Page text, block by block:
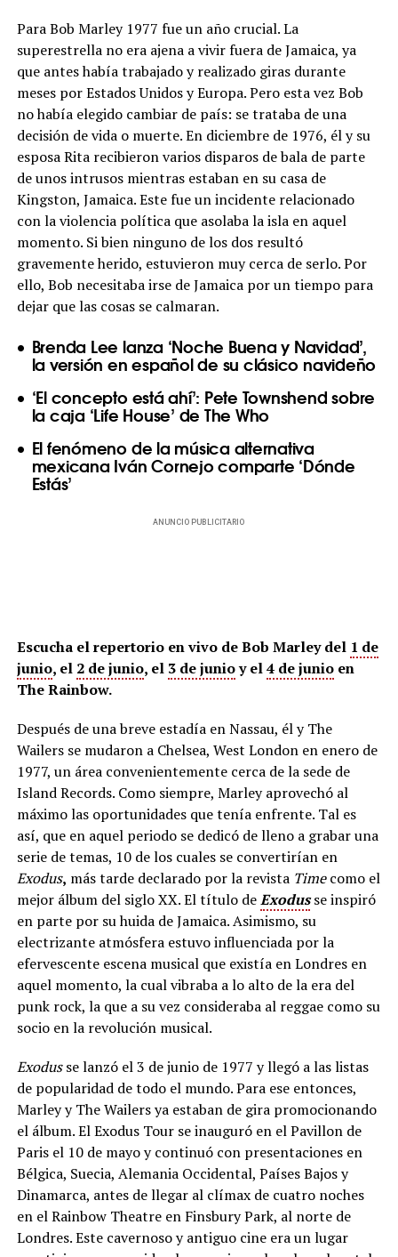
Para Bob Marley 1977 fue un año crucial. La
superestrella no era ajena a vivir fuera de Jamaica, ya
que antes había trabajado y realizado giras durante
meses por Estados Unidos y Europa. Pero esta vez Bob
no había elegido cambiar de país: se trataba de una
decisión de vida o muerte. En diciembre de 1976, él y su
esposa Rita recibieron varios disparos de bala de parte
de unos intrusos mientras estaban en su casa de
Kingston, Jamaica. Este fue un incidente relacionado
con la violencia política que asolaba la isla en aquel
momento. Si bien ninguno de los dos resultó
gravemente herido, estuvieron muy cerca de serlo. Por
ello, Bob necesitaba irse de Jamaica por un tiempo para
dejar que las cosas se calmaran.
Brenda Lee lanza ‘Noche Buena y Navidad’,
la versión en español de su clásico navideño
‘El concepto está ahí’: Pete Townshend sobre
la caja ‘Life House’ de The Who
El fenómeno de la música alternativa
mexicana Iván Cornejo comparte ‘Dónde
Estás’
ANUNCIO PUBLICITARIO
Escucha el repertorio en vivo de Bob Marley del 1 de
junio, el 2 de junio, el 3 de junioy el4 de junioen
The Rainbow.
Después de una breve estadía en Nassau, él y The
Wailers se mudaron a Chelsea, West London en enero de
1977, un área convenientemente cerca de la sede de
Island Records. Como siempre, Marley aprovechó al
máximo las oportunidades que tenía enfrente. Tal es
así, que en aquel periodo se dedicó de lleno a grabar una
serie de temas, 10 de los cuales se convertirían en
Exodus, más tarde declarado por la revista Timecomo el
mejor álbum del siglo XX. El título deExodusse inspiró
en parte por su huida de Jamaica. Asimismo, su
electrizante atmósfera estuvo influenciada por la
efervescente escena musical que existía en Londres en
aquel momento, la cual vibraba a lo alto de la era del
punk rock, la que a su vez consideraba al reggae como su
socio en la revolución musical.
Exodusse lanzó el 3 de junio de 1977 y llegó a las listas
de popularidad de todo el mundo. Para ese entonces,
Marley y The Wailers ya estaban de gira promocionando
el álbum. El Exodus Tour se inauguró en el Pavillon de
Paris el 10 de mayo y continuó con presentaciones en
Bélgica, Suecia, Alemania Occidental, Países Bajos y
Dinamarca, antes de llegar al clímax de cuatro noches
en el Rainbow Theatre en Finsbury Park, al norte de
Londres. Este cavernoso y antiguo cine era un lugar